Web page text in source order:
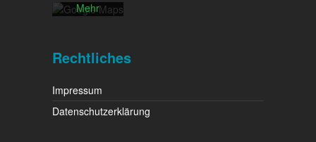
Mehr
Karte
laden
Google
Maps immer
Rechtliches
Impressum
Datenschutzerklärung